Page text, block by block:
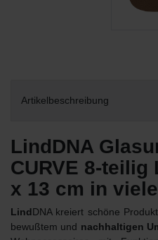
Artikelbeschreibung
LindDNA
CURVE 8-teilig
x 13 cm in
LindDNA kreiert schöne
bewußtem und nachhaltigen